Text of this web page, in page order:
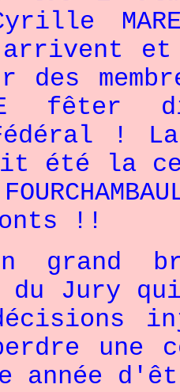
arrivent
des
fêter
!
été la
!!
grand
du Jury
année